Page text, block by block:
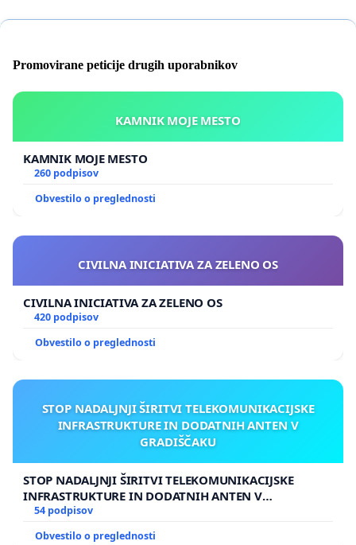
Promovirane peticije drugih uporabnikov
KAMNIK MOJE MESTO
KAMNIK MOJE MESTO
260 podpisov
Obvestilo o preglednosti
CIVILNA INICIATIVA ZA ZELENO OS
CIVILNA INICIATIVA ZA ZELENO OS
420 podpisov
Obvestilo o preglednosti
STOP NADALJNJI ŠIRITVI TELEKOMUNIKACIJSKE
INFRASTRUKTURE IN DODATNIH ANTEN V
GRADIŠČAKU
STOP NADALJNJI ŠIRITVI TELEKOMUNIKACIJSKE
INFRASTRUKTURE IN DODATNIH ANTEN V
GRADIŠČAKU
54 podpisov
Obvestilo o preglednosti